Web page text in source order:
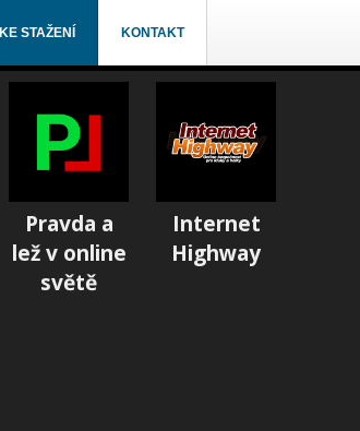
KE STAŽENÍ KONTAKT
Pravda a
lež v online
světě
Internet
Highway